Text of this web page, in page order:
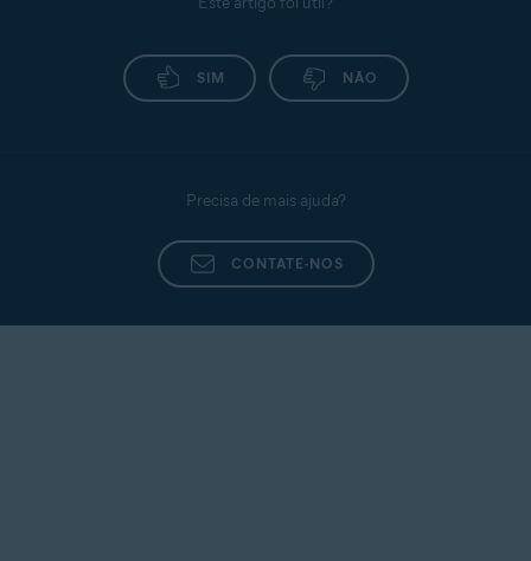
SIM NÃO
Precisa de mais ajuda?
CONTATE-NOS